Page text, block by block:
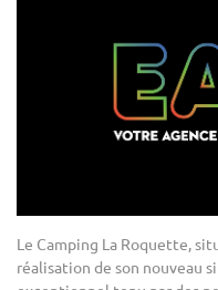
Le Camping La Roquette,
réalisation de son nouveau